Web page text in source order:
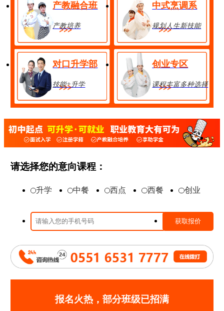
产教融合班
产教培养
中式烹调系
规划人生新技能
对口升学部
技能+升学
创业专区
课程丰富多种选择
请选择您的意向课程：
升学 中餐 西点 西餐 创业
报名火热，部分班级已招满
金典总厨班 28人
时尚西点班23人 享助学金 技能+升学 在线报名
大厨精英班32人 享助学金技能+升学
高端私厨班22人享助学金技能+就业 在线报名